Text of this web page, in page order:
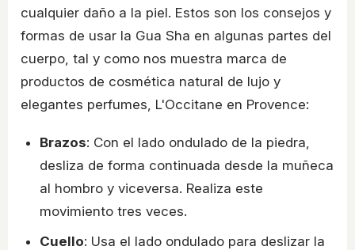
cualquier daño a la piel. Estos son los consejos y
formas de usar la Gua Sha en algunas partes del
cuerpo, tal y como nos muestra marca de
productos de cosmética natural de lujo y
elegantes perfumes, L'Occitane en Provence:
Brazos: Con el lado ondulado de la piedra,
desliza de forma continuada desde la muñeca
al hombro y viceversa. Realiza este
movimiento tres veces.
Cuello: Usa el lado ondulado para deslizar la